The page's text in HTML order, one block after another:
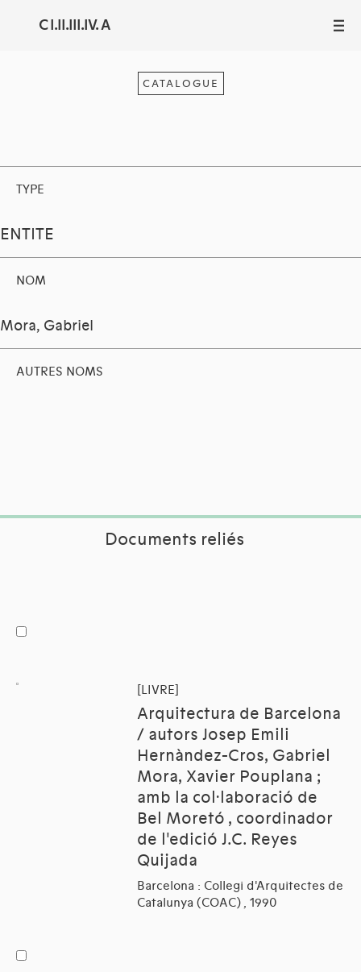
C I.II.III.IV. A III
CATALOGUE
TYPE
ENTITE
NOM
Mora, Gabriel
AUTRES NOMS
Documents reliés
[LIVRE]
Arquitectura de Barcelona
/ autors Josep Emili
Hernàndez-Cros, Gabriel
Mora, Xavier Pouplana ;
amb la col·laboració de
Bel Moretó , coordinador
de l'edició J.C. Reyes
Quijada
Barcelona : Collegi d'Arquitectes de
Catalunya (COAC) , 1990